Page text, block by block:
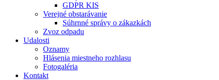
GDPR KIS
Verejné obstarávanie
Súhrnné správy o zákazkách
Zvoz odpadu
Udalosti
Oznamy
Hlásenia miestneho rozhlasu
Fotogaléria
Kontakt